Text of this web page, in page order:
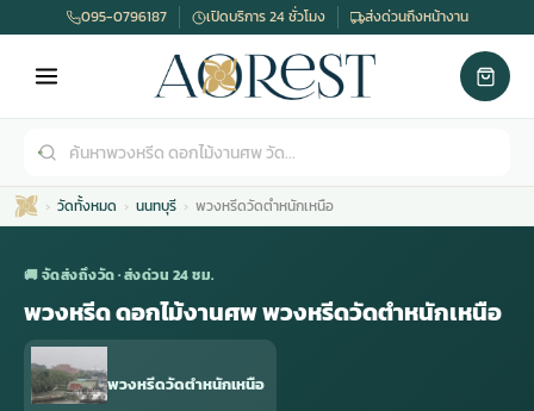
ดอกไม้หน้าศพ
พวงหรีด กรุงเทพ
ไม้งานแต่ง
พวงหรีดพัดลม
รับจัดงานศพ
095-0796187 เปิดบริการ 24 ชั่วโมง ส่งด่วนถึงหน้างาน
วัดทั้งหมด นนทบุรี พวงหรีดวัดตำหนักเหนือ
🚚 จัดส่งถึงวัด · ส่งด่วน 24 ชม.
พวงหรีด ดอกไม้งานศพ พวงหรีดวัดตำหนักเหนือ
พวงหรีดวัดตำหนักเหนือ